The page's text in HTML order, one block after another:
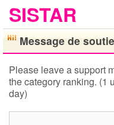
SISTAR
Message de
Please leave a support
the category ranking. (1
day)